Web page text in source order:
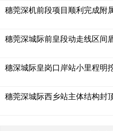
穗莞深机前段项目顺利完成附
穗莞深城际前皇段动走线区间
穗深城际皇岗口岸站小里程明
穗莞深城际西乡站主体结构封